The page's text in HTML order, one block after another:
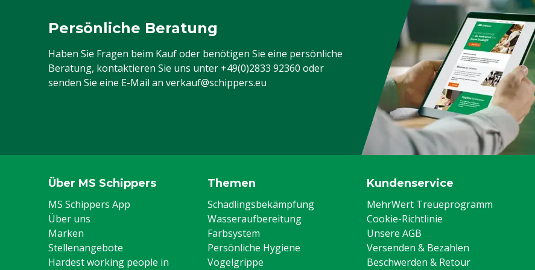
Persönliche Beratung
Haben Sie Fragen beim Kauf oder benötigen Sie eine persönliche
Beratung, kontaktieren Sie uns unter +49(0)2833 92360 oder
senden Sie eine E-Mail an verkauf@schippers.eu
Über MS Schippers
MS Schippers App
Über uns
Marken
Stellenangebote
Hardest working people in
Themen
Schädlingsbekämpfung
Wasseraufbereitung
Farbsystem
Persönliche Hygiene
Vogelgrippe
Kundenservice
MehrWert Treueprogramm
Cookie-Richtlinie
Unsere AGB
Versenden & Bezahlen
Beschwerden & Retour